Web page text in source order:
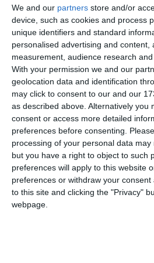
We and our partners store and/or
device, such as cookies and process
unique identifiers and standard
personalised advertising and content,
measurement, audience research
With your permission we and our
geolocation data and identification
may click to consent to our and our
as described above. Alternatively you
consent or access more detailed
preferences before consenting.
processing of your personal data may
but you have a right to object to such
preferences will apply to this website
preferences or withdraw your
to this site and clicking the "Privacy"
webpage.
Urmărește-ne pe
Urmărește-ne pe
Ti-a placut
COMENTARII